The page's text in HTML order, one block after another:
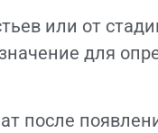
или от
для
после